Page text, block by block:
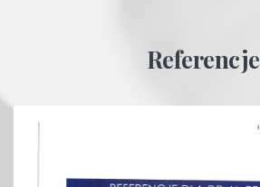
Referencje